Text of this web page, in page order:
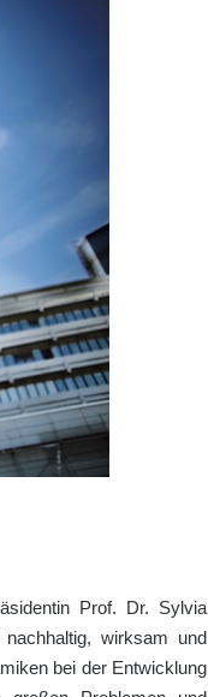
Prof. Dr. Sylvia
wirksam und
bei der Entwicklung